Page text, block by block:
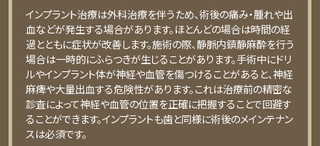
インプラント治療は外科治療を伴うため、術後の痛み・腫れや出
血などが発生する場合があります。ほとんどの場合は時間の経
過とともに症状が改善します。施術の際、静脈内鎮静麻酔を行う
場合は一時的にふらつきが生じることがあります。手術中にドリ
ルやインプラント体が神経や血管を傷つけることがあると、神経
麻痺や大量出血する危険性があります。これは治療前の精密な
診査によって神経や血管の位置を正確に把握することで回避す
ることができます。インプラントも歯と同様に術後のメインテナン
スは必須です。